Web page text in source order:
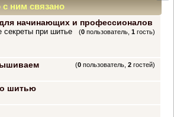
ним связано
начинающих и профессионалов
(0 пользователь,1 гость)
секреты при шитье
(0 пользователь,2 гостей)
шитью